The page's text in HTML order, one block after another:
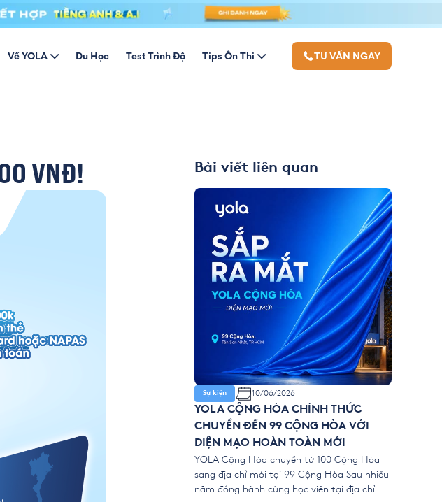
Về YOLA Du Học Test Trình Độ Tips Ôn Thi TƯ VẤN NGAY
VNĐ! Bài viết liên quan
Sự kiện 10/06/2026
YOLA CỘNG HÒA CHÍNH THỨC
CHUYỂN ĐẾN 99 CỘNG HÒA VỚI
DIỆN MẠO HOÀN TOÀN MỚI
YOLA Cộng Hòa chuyển từ 100 Cộng Hòa
sang địa chỉ mới tại 99 Cộng Hòa Sau nhiều
năm đồng hành cùng học viên tại địa chỉ